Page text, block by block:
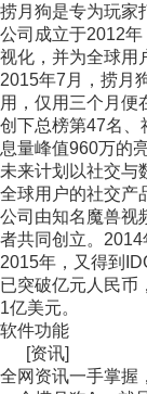
捞月狗是专为玩家
公司成立于2012
视化，并为全球用
2015年7月，捞月
用，仅用三个月便
创下总榜第47名、
息量峰值960万的
未来计划以社交与
全球用户的社交产
公司由知名魔兽视
者共同创立。2014
2015年，又得到
已突破亿元人民币
1亿美元。
软件功能
[资讯]
全网资讯一手掌握